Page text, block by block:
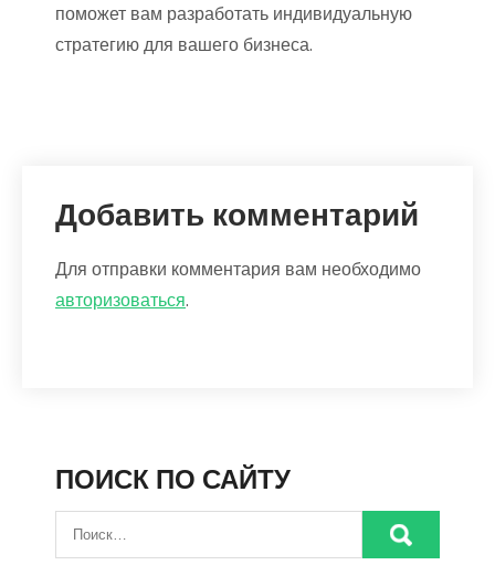
поможет вам разработать индивидуальную
стратегию для вашего бизнеса.
Добавить комментарий
Для отправки комментария вам необходимо
авторизоваться.
ПОИСК ПО САЙТУ